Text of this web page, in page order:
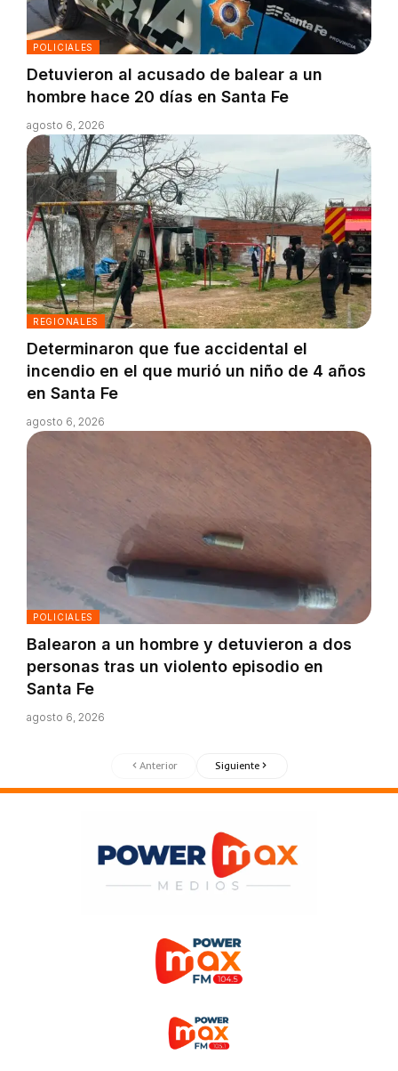
POLICIALES
Detuvieron al acusado de balear a un
hombre hace 20 días en Santa Fe
agosto 6, 2026
REGIONALES
Determinaron que fue accidental el
incendio en el que murió un niño de 4 años
en Santa Fe
agosto 6, 2026
POLICIALES
Balearon a un hombre y detuvieron a dos
personas tras un violento episodio en
Santa Fe
agosto 6, 2026
Anterior Siguiente